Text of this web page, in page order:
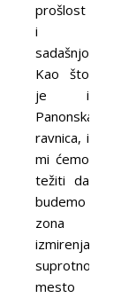
prošlost
i
sadašnjost.
Kao što
je i
Panonska
ravnica, i
mi ćemo
težiti da
budemo
zona
izmirenja
suprotnosti,
mesto